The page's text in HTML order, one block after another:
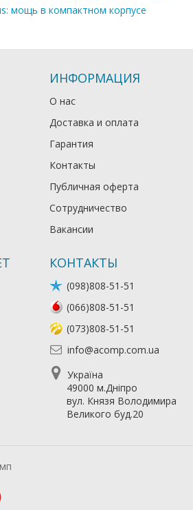
мощь в компактном корпусе
ИНФОРМАЦИЯ
О нас
Доставка и оплата
Гарантия
Контакты
Публичная оферта
Сотрудничество
Вакансии
КОНТАКТЫ
(098)808-51-51
(066)808-51-51
(073)808-51-51
info@acomp.com.ua
Україна
49000 м.Дніпро
вул. Князя Володимира
Великого буд.20